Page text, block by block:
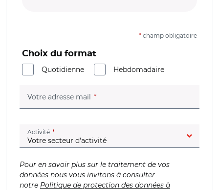
* champ obligatoire
Choix du format
Quotidienne
Hebdomadaire
Votre adresse mail (champ obligatoire)
Activité (champ obligatoire)
Pour en savoir plus sur le traitement de vos
données nous vous invitons à consulter
notre Politique de protection des données à